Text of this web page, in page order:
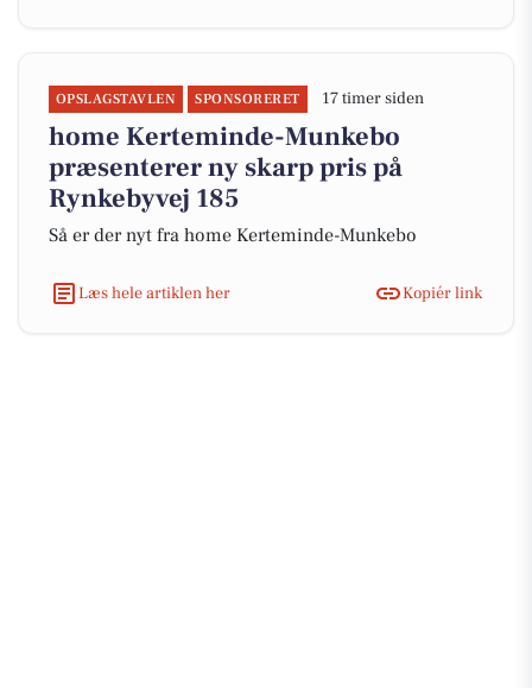
OPSLAGSTAVLEN SPONSORERET 17 timer siden
home Kerteminde-Munkebo
præsenterer ny skarp pris på
Rynkebyvej 185
Så er der nyt fra home Kerteminde-Munkebo
Læs hele artiklen her Kopiér link